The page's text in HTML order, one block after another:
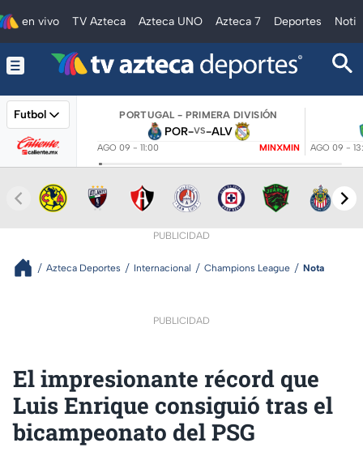
en vivo TV Azteca Azteca UNO Azteca 7 Deportes
Futbol PORTUGAL - PRIMERA DIVISIÓN
POR-VS-ALV
AGO 09 - 11:00 MINXMIN AGO 09 -
PUBLICIDAD
Azteca Deportes Internacional Champions League Nota
PUBLICIDAD
El impresionante récord que
Luis Enrique consiguió tras el
bicampeonato del PSG